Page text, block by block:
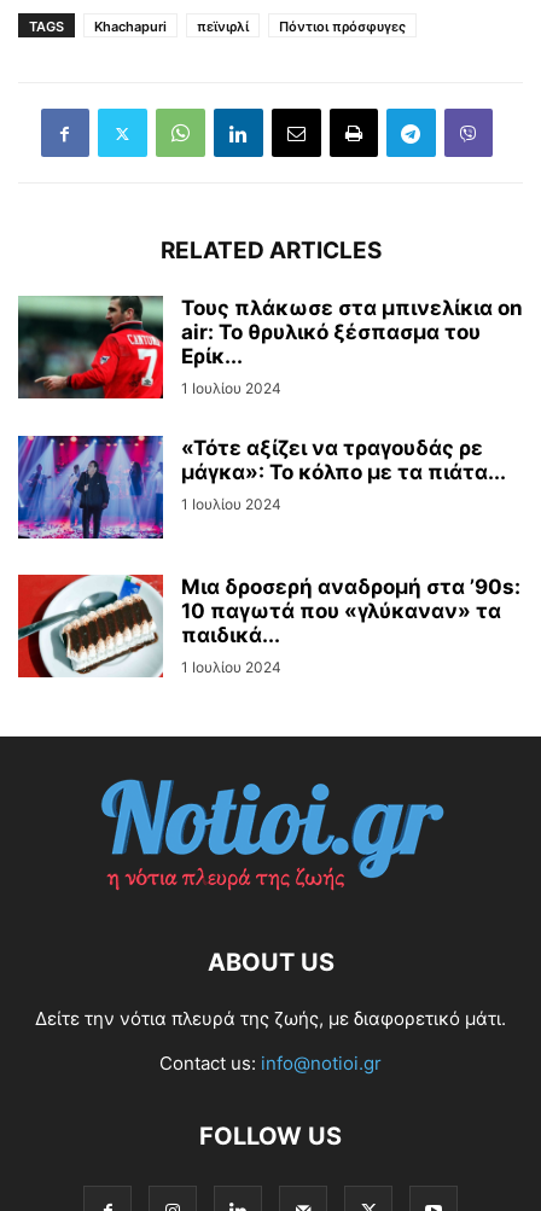
TAGS Khachapuri πεϊνιρλί Πόντιοι πρόσφυγες
RELATED ARTICLES
Τους πλάκωσε στα μπινελίκια on
air: Το θρυλικό ξέσπασμα του
Ερίκ...
1 Ιουλίου 2024
«Τότε αξίζει να τραγουδάς ρε
μάγκα»: Το κόλπο με τα πιάτα...
1 Ιουλίου 2024
Μια δροσερή αναδρομή στα ’90s:
10 παγωτά που «γλύκαναν» τα
παιδικά...
1 Ιουλίου 2024
ABOUT US
Δείτε την νότια πλευρά της ζωής, με διαφορετικό μάτι.
Contact us: info@notioi.gr
FOLLOW US